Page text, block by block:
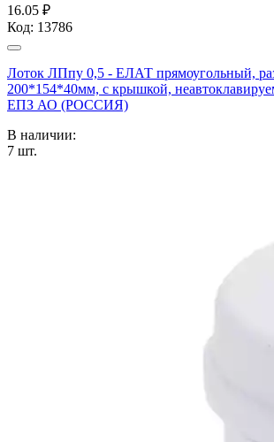
16.05 ₽
Код: 13786
Лоток ЛПпу 0,5 - ЕЛАТ прямоугольный,
200*154*40мм, с крышкой,
ЕПЗ АО (РОССИЯ)
В наличии:
7 шт.